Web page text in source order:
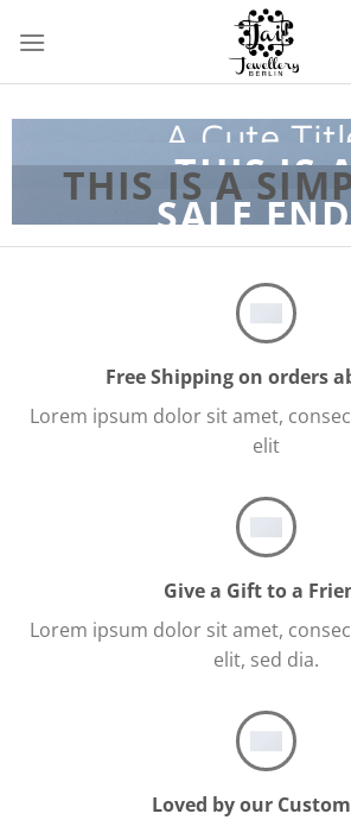
Inhalt
A Cute
THIS
CLICK ME!
THIS IS
SIMPLE
SHOP NOW
THIS IS A
HEADLINE
SALE
SOON
Free Shipping on orders
Lorem ipsum dolor sit amet,
elit
Give a Gift to a
Lorem ipsum dolor sit amet,
elit, sed dia.
Loved by our